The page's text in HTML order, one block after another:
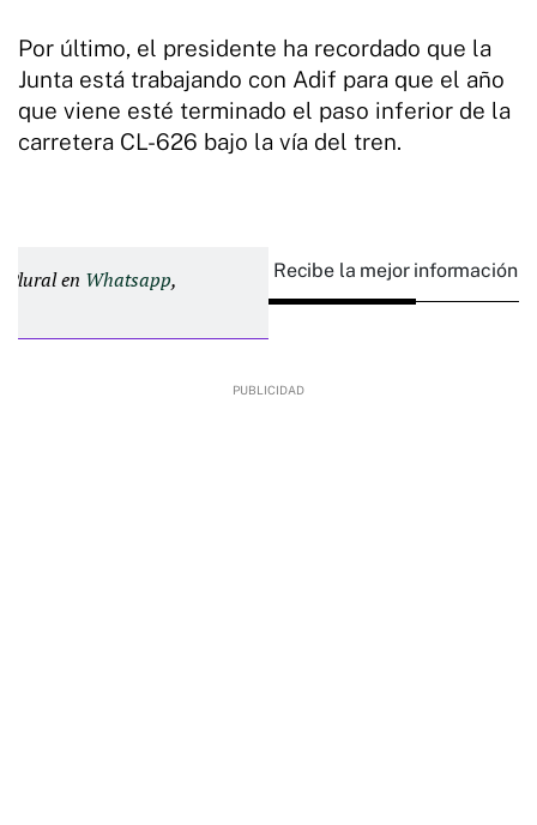
Por último, el presidente ha recordado que la
Junta está trabajando con Adif para que el año
que viene esté terminado el paso inferior de la
carretera CL-626 bajo la vía del tren.
Plural en Whatsapp, Recibe la mejor información